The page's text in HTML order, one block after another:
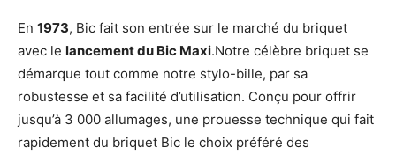
En 1973, Bic fait son entrée sur le marché du briquet
avec le lancement du Bic Maxi.Notre célèbre briquet se
démarque tout comme notre stylo-bille, par sa
robustesse et sa facilité d’utilisation. Conçu pour offrir
jusqu’à 3 000 allumages, une prouesse technique qui fait
rapidement du briquet Bic le choix préféré des